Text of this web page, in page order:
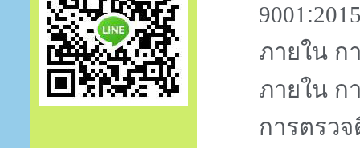
9001 :
ภายใน ก
ภายใน ก
การตรว